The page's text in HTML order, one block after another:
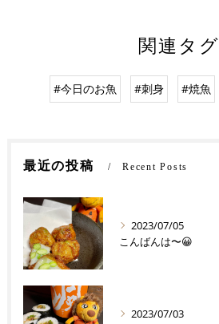
関連タグ
#今日のお魚 #刺身 #焼魚
最近の投稿 Recent Posts
2023/07/05
こんばんは〜😀
2023/07/03